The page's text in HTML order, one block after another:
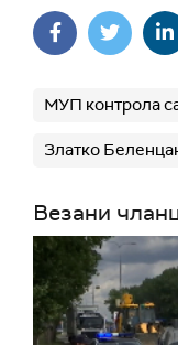
МУП контрола
Златко
Везани